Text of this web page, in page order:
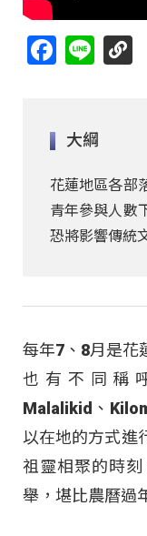
Facebook
Line
大綱
花蓮地區各部
青年參與人數
恐將影響傳統
每年7、8月是花
也有不同稱
Malalikid、
以在地的方式進
祖靈相聚的時
舉，堪比農曆過